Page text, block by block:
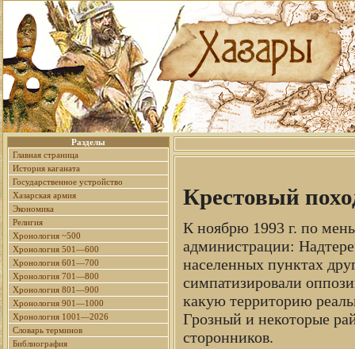
Разделы
Главная страница
История каганата
Государственное устройство
Хазарская армия
Экономика
Религия
Хронология ~500
Хронология 501—600
Хронология 601—700
Хронология 701—800
Хронология 801—900
Хронология 901—1000
Хронология 1001—2026
Словарь терминов
Библиография
Крестовый
К ноябрю 1993 г. по
администрации:
населенных пунктах
симпатизировали
какую территорию
Грозный и некоторые
сторонников.